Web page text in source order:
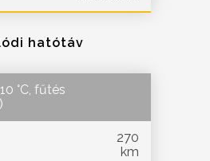
hatótáv
°C, fűtés
270
km